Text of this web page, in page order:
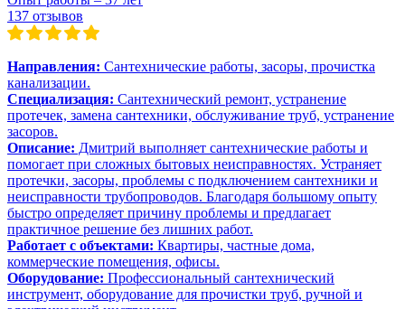
137 отзывов
Направления: Сантехнические работы, засоры, прочистка
канализации.
Специализация: Сантехнический ремонт, устранение
протечек, замена сантехники, обслуживание труб, устранение
засоров.
Описание: Дмитрий выполняет сантехнические работы и
помогает при сложных бытовых неисправностях. Устраняет
протечки, засоры, проблемы с подключением сантехники и
неисправности трубопроводов. Благодаря большому опыту
быстро определяет причину проблемы и предлагает
практичное решение без лишних работ.
Работает с объектами: Квартиры, частные дома,
коммерческие помещения, офисы.
Оборудование: Профессиональный сантехнический
инструмент, оборудование для прочистки труб, ручной и